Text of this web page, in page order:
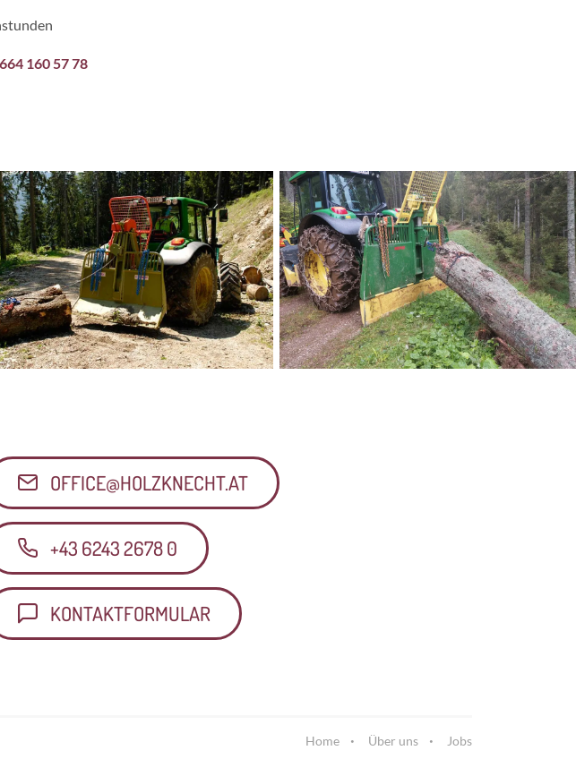
160 57 78
OFFICE@HOLZKNECHT.AT
+43 6243 2678 0
KONTAKTFORMULAR
Home Über uns Jobs